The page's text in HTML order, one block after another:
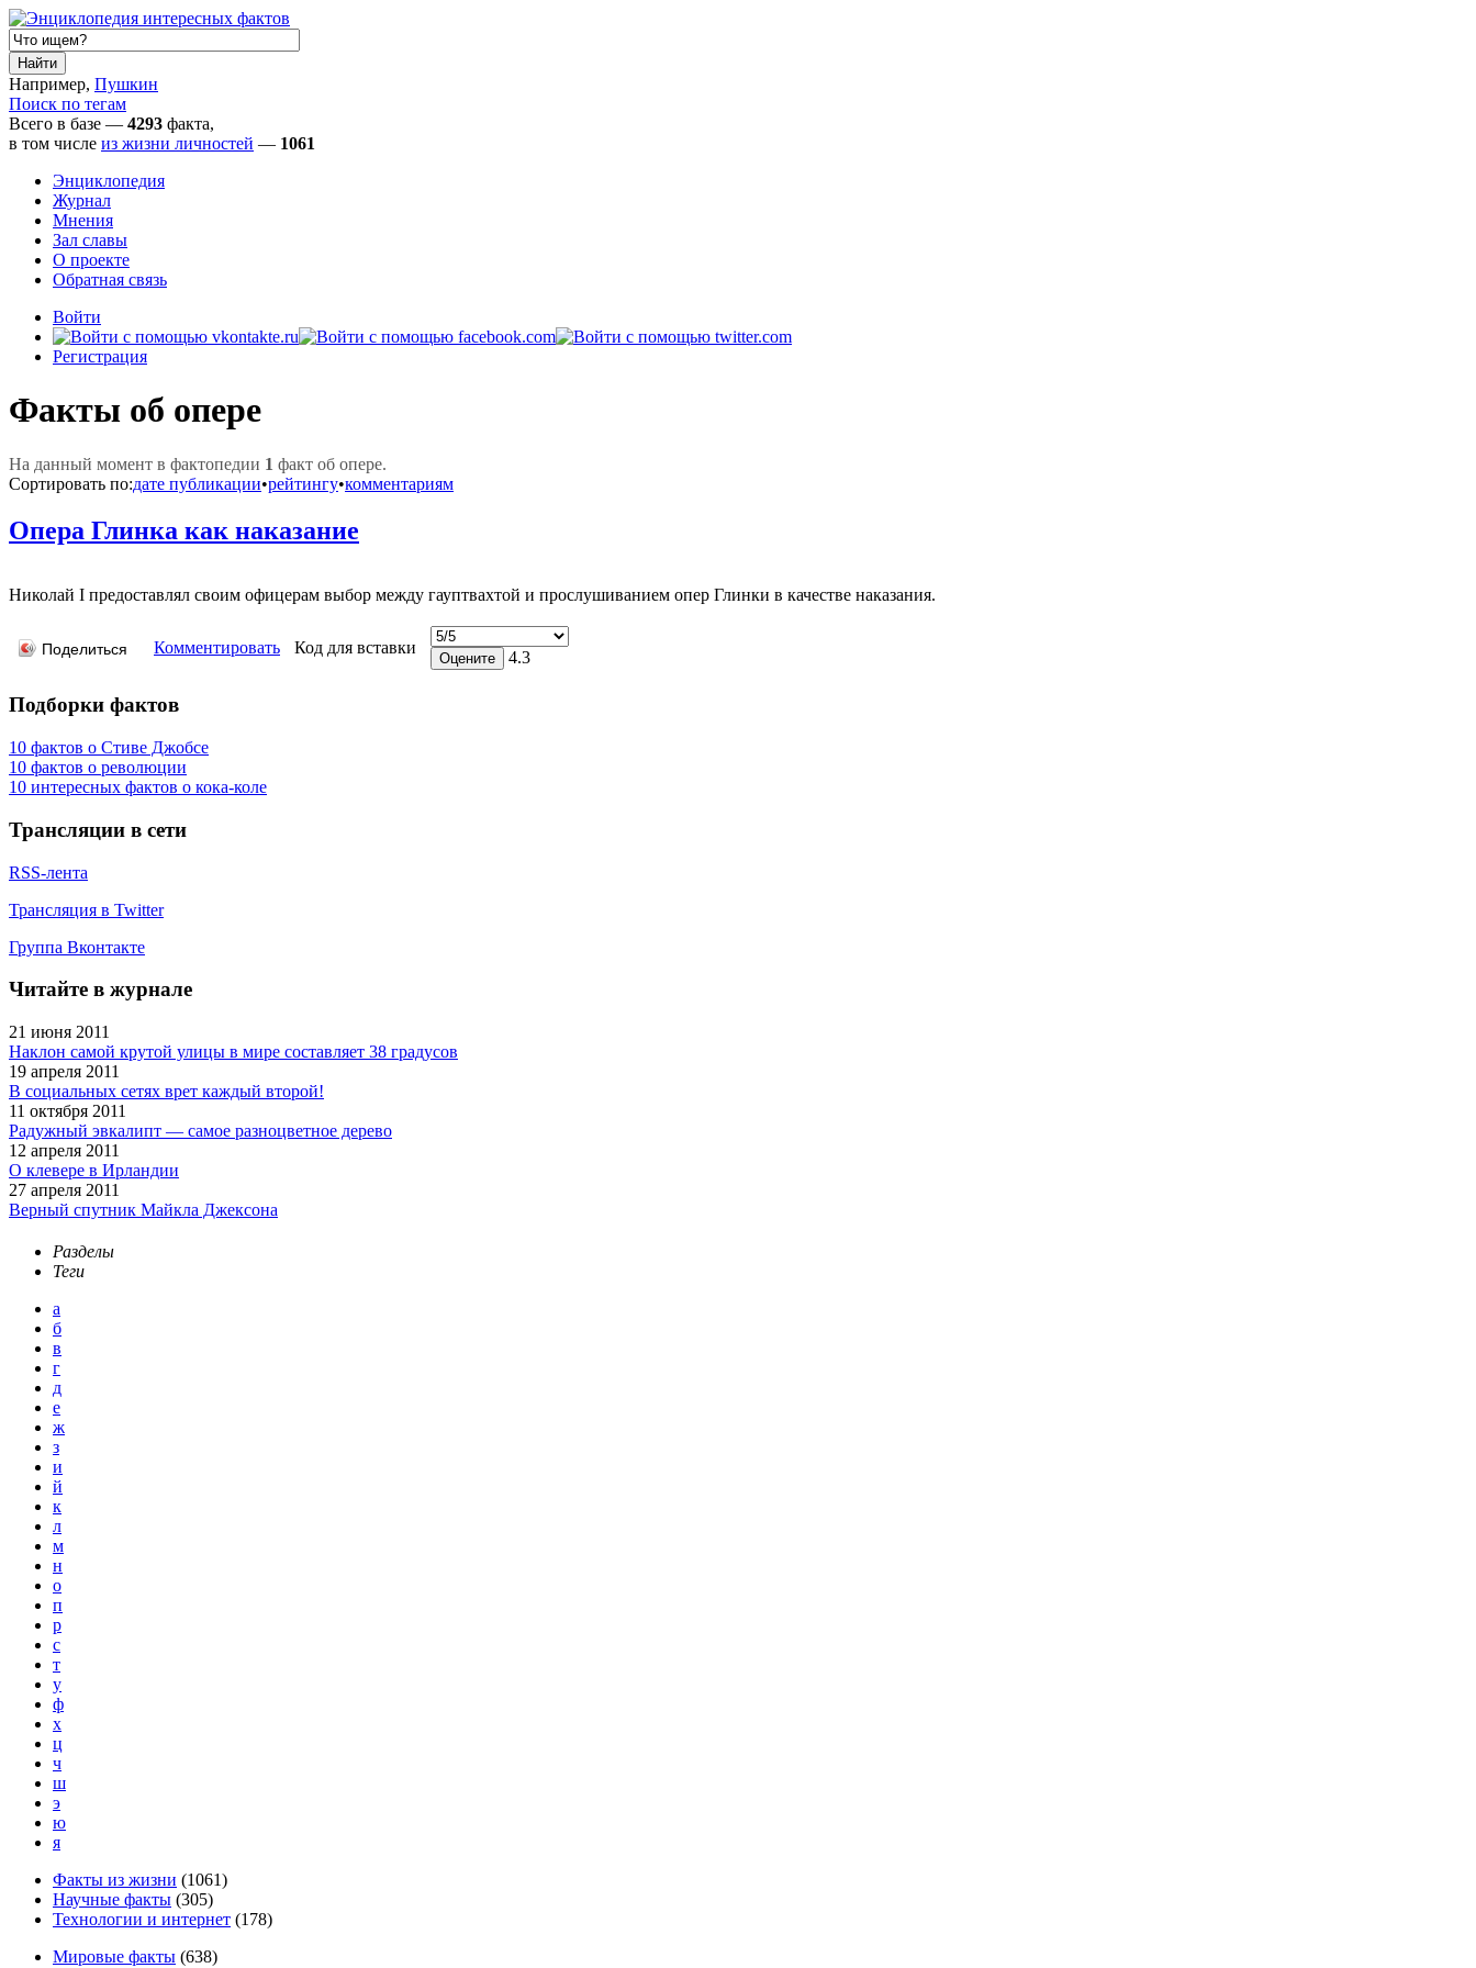
Например, Пушкин
Поиск по тегам
Всего в базе — 4293 факта,
в том числе из жизни личностей — 1061
Энциклопедия
Журнал
Мнения
Зал славы
О проекте
Обратная связь
Войти
Регистрация
Факты об опере
На данный момент в фактопедии 1 факт об опере.
Сортировать по:дате публикации•рейтингу•комментариям
Опера Глинка как наказание
Николай I предоставлял своим офицерам выбор между гауптвахтой и прослушиванием опер Глинки в качестве наказания.
Поделиться Комментировать Код для вставки
4.3
Подборки фактов
10 фактов о Стиве Джобсе
10 фактов о революции
10 интересных фактов о кока-коле
Трансляции в сети
RSS-лента
Трансляция в Twitter
Группа Вконтакте
Читайте в журнале
21 июня 2011
Наклон самой крутой улицы в мире составляет 38 градусов
19 апреля 2011
В социальных сетях врет каждый второй!
11 октября 2011
Радужный эвкалипт — самое разноцветное дерево
12 апреля 2011
О клевере в Ирландии
27 апреля 2011
Верный спутник Майкла Джексона
Разделы
Теги
а
б
в
г
д
е
ж
з
и
й
к
л
м
н
о
п
р
с
т
у
ф
х
ц
ч
ш
э
ю
я
Факты из жизни (1061)
Научные факты (305)
Технологии и интернет (178)
Мировые факты (638)